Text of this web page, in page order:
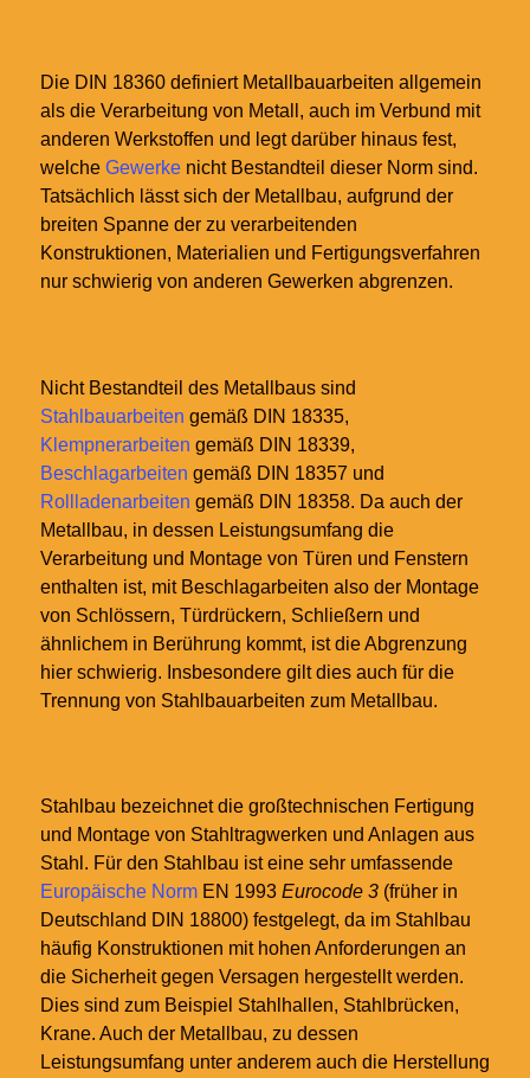
Die DIN 18360 definiert Metallbauarbeiten allgemein
als die Verarbeitung von Metall, auch im Verbund mit
anderen Werkstoffen und legt darüber hinaus fest,
welche Gewerke nicht Bestandteil dieser Norm sind.
Tatsächlich lässt sich der Metallbau, aufgrund der
breiten Spanne der zu verarbeitenden
Konstruktionen, Materialien und Fertigungsverfahren
nur schwierig von anderen Gewerken abgrenzen.
Nicht Bestandteil des Metallbaus sind
Stahlbauarbeiten gemäß DIN 18335,
Klempnerarbeiten gemäß DIN 18339,
Beschlagarbeiten gemäß DIN 18357 und
Rollladenarbeiten gemäß DIN 18358. Da auch der
Metallbau, in dessen Leistungsumfang die
Verarbeitung und Montage von Türen und Fenstern
enthalten ist, mit Beschlagarbeiten also der Montage
von Schlössern, Türdrückern, Schließern und
ähnlichem in Berührung kommt, ist die Abgrenzung
hier schwierig. Insbesondere gilt dies auch für die
Trennung von Stahlbauarbeiten zum Metallbau.
Stahlbau bezeichnet die großtechnischen Fertigung
und Montage von Stahltragwerken und Anlagen aus
Stahl. Für den Stahlbau ist eine sehr umfassende
Europäische Norm EN 1993 Eurocode 3 (früher in
Deutschland DIN 18800) festgelegt, da im Stahlbau
häufig Konstruktionen mit hohen Anforderungen an
die Sicherheit gegen Versagen hergestellt werden.
Dies sind zum Beispiel Stahlhallen, Stahlbrücken,
Krane. Auch der Metallbau, zu dessen
Leistungsumfang unter anderem auch die Herstellung